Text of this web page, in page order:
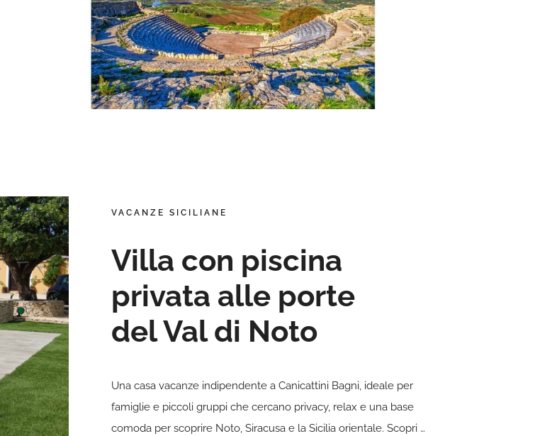
VACANZE SICILIANE
Villa con piscina
privata alle porte
del Val di Noto
Una casa vacanze indipendente a Canicattini Bagni, ideale per
famiglie e piccoli gruppi che cercano privacy, relax e una base
comoda per scoprire Noto, Siracusa e la Sicilia orientale.Scopri …